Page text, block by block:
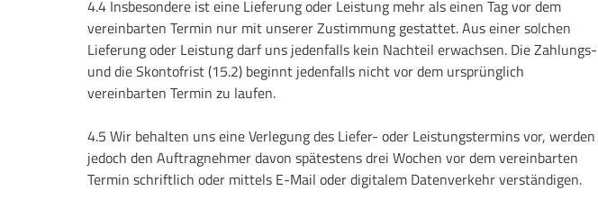
4.4 Insbesondere ist eine Lieferung oder Leistung mehr als einen Tag vor dem
vereinbarten Termin nur mit unserer Zustimmung gestattet. Aus einer solchen
Lieferung oder Leistung darf uns jedenfalls kein Nachteil erwachsen. Die Zahlungs-
und die Skontofrist (15.2) beginnt jedenfalls nicht vor dem ursprünglich
vereinbarten Termin zu laufen.
4.5 Wir behalten uns eine Verlegung des Liefer- oder Leistungstermins vor, werden
jedoch den Auftragnehmer davon spätestens drei Wochen vor dem vereinbarten
Termin schriftlich oder mittels E-Mail oder digitalem Datenverkehr verständigen.